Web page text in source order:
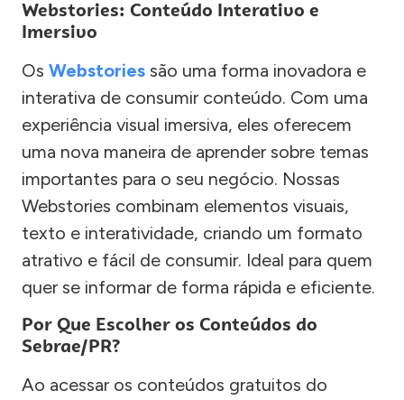
Webstories: Conteúdo Interativo e
Imersivo
Os Webstories são uma forma inovadora e
interativa de consumir conteúdo. Com uma
experiência visual imersiva, eles oferecem
uma nova maneira de aprender sobre temas
importantes para o seu negócio. Nossas
Webstories combinam elementos visuais,
texto e interatividade, criando um formato
atrativo e fácil de consumir. Ideal para quem
quer se informar de forma rápida e eficiente.
Por Que Escolher os Conteúdos do
Sebrae/PR?
Ao acessar os conteúdos gratuitos do